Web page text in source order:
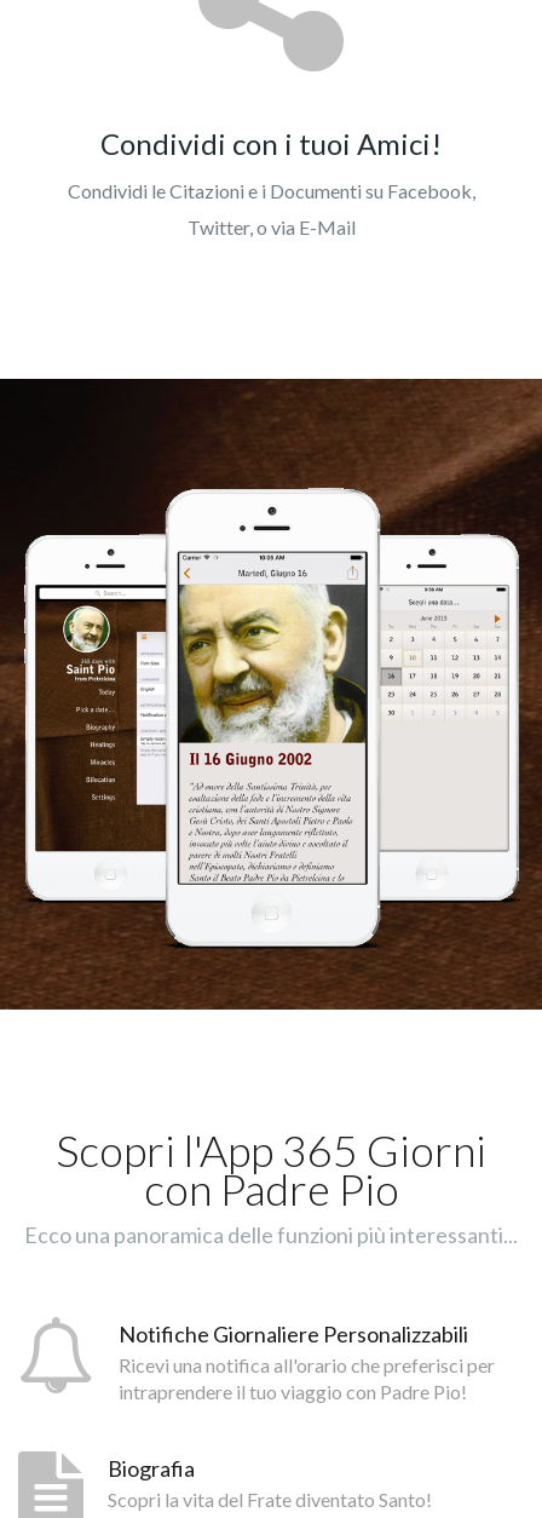
Condividi con i tuoi Amici!
Condividi le Citazioni e i Documenti su Facebook,
Twitter, o via E-Mail
Scopri l'App 365 Giorni
con Padre Pio
Ecco una panoramica delle funzioni più interessanti...
Notifiche Giornaliere Personalizzabili
Ricevi una notifica all'orario che preferisci per
intraprendere il tuo viaggio con Padre Pio!
Biografia
Scopri la vita del Frate diventato Santo!